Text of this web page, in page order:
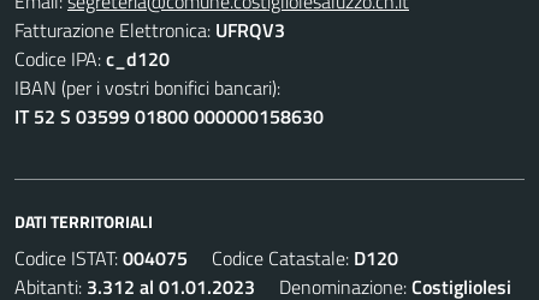
Fatturazione Elettronica: UFRQV3
Codice IPA:c_d120
IBAN (per i vostri bonifici bancari):
IT 52 S 03599 01800 000000158630
DATI TERRITORIALI
Codice ISTAT:004075 Codice Catastale: D120
Abitanti: 3.312 al 01.01.2023 Denominazione:Costigliolesi